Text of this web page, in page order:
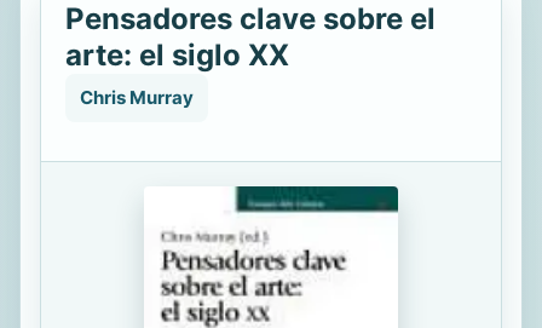
Pensadores clave sobre el
arte: el siglo XX
Chris Murray